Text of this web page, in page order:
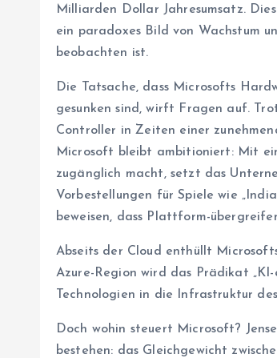
Milliarden Dollar Jahresumsatz.
ein paradoxes Bild von Wachstum
beobachten ist.
Die Tatsache, dass Microsofts
gesunken sind, wirft Fragen auf.
Controller in Zeiten einer
Microsoft bleibt ambitioniert: Mit
zugänglich macht, setzt das
Vorbestellungen für Spiele wie
beweisen, dass Plattform-
Abseits der Cloud enthüllt
Azure-Region wird das Prädikat
Technologien in die Infrastruktur
Doch wohin steuert Microsoft?
bestehen: das Gleichgewicht